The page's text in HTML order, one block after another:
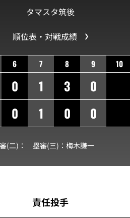
タマスタ筑後
順位表・対戦成績
6 7 8 9 10
0 1 3
0
0 1 0 0
(二)： 塁審(三)： 梅木謙一
責任投手